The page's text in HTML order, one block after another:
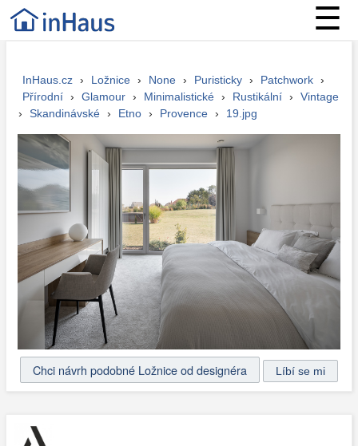
☰
InHaus.cz › Ložnice › None › Puristicky › Patchwork ›
Přírodní › Glamour › Minimalistické › Rustikální ›
Vintage
›
Skandinávské › Etno › Provence › 19.jpg
Chci návrh podobné Ložnice od designéra